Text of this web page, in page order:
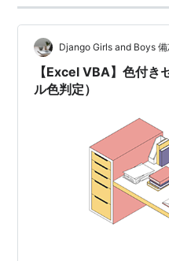
Django Girls and Boys
【Excel VBA】色付き
ル色判定）